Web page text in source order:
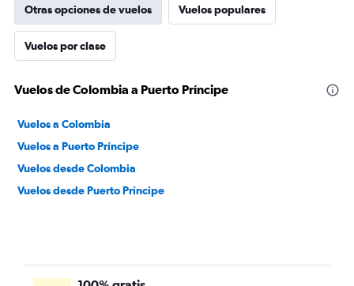
Otras opciones de vuelos Vuelos populares
Vuelos por clase
Vuelos de Colombia a Puerto Príncipe
Vuelos a Colombia
Vuelos a Puerto Príncipe
Vuelos desde Colombia
Vuelos desde Puerto Príncipe